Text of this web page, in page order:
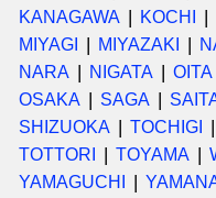
KANAGAWA
KOCHI
MIYAGI
MIYAZAKI
NARA
NIGATA OITA
OSAKA
SAGA
SHIZUOKA
TOCHIGI
TOTTORI
TOYAMA
YAMAGUCHI